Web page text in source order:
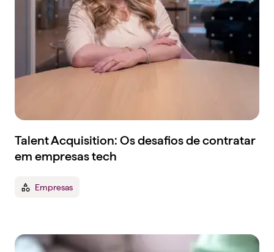
Talent Acquisition: Os desafios de contratar
em empresas tech
Empresas